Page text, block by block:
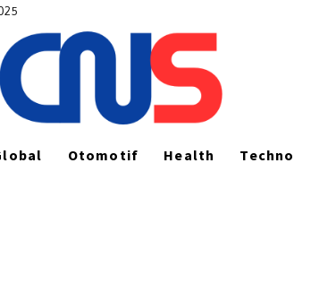
Otomotif Health Techno